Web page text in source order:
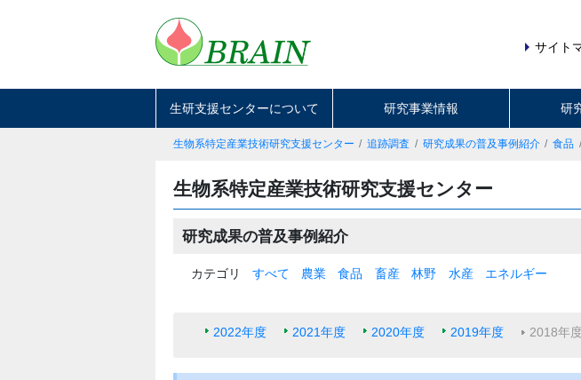
サイト
生研支援センターについて 研究事業情報 研
生物系特定産業技術研究支援センター 追跡調査 研究成果の普及事例紹介 食品
生物系特定産業技術研究支援センター
研究成果の普及事例紹介
カテゴリ すべて 農業 食品 畜産 林野 水産 エネルギー
2022年度 2021年度 2020年度 2019年度 2018年度